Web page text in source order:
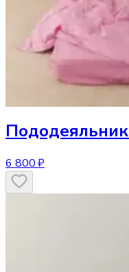
Пододеяльник
6 800 ₽